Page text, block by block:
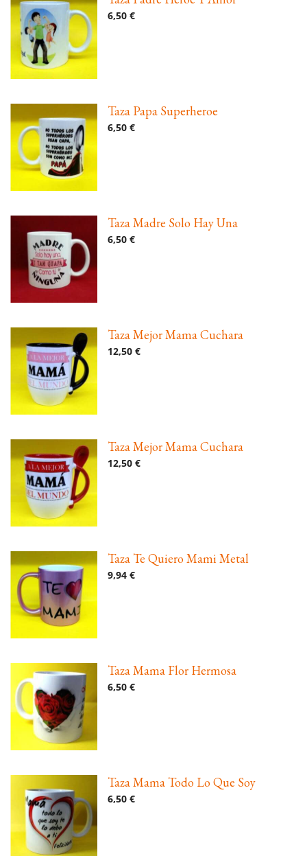
6,50 €
Taza Papa Superheroe
6,50 €
Taza Madre Solo Hay Una
6,50 €
Taza Mejor Mama Cuchara
12,50 €
Taza Mejor Mama Cuchara
12,50 €
Taza Te Quiero Mami Metal
9,94 €
Taza Mama Flor Hermosa
6,50 €
Taza Mama Todo Lo Que Soy
6,50 €